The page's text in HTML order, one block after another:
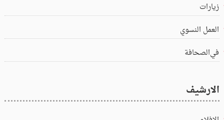
زيارات
العمل النسوي
في‌الصحافة
الارشيف